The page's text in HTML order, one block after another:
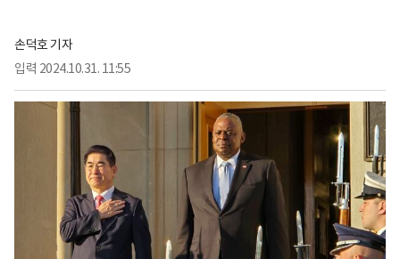
손덕호 기자
입력 2024.10.31. 11:55